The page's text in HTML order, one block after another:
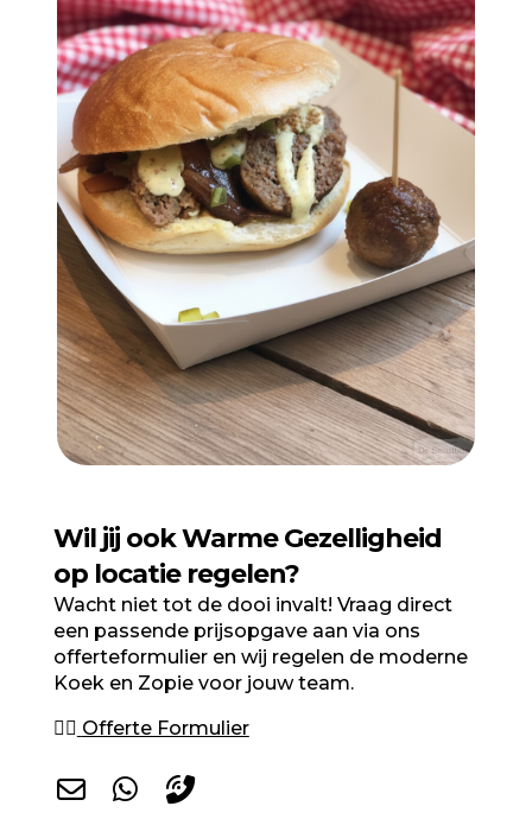
Wil jij ook Warme Gezelligheid
op locatie regelen?
Wacht niet tot de dooi invalt! Vraag direct
een passende prijsopgave aan via ons
offerteformulier en wij regelen de moderne
Koek en Zopie voor jouw team.
👉🏻 Offerte Formulier